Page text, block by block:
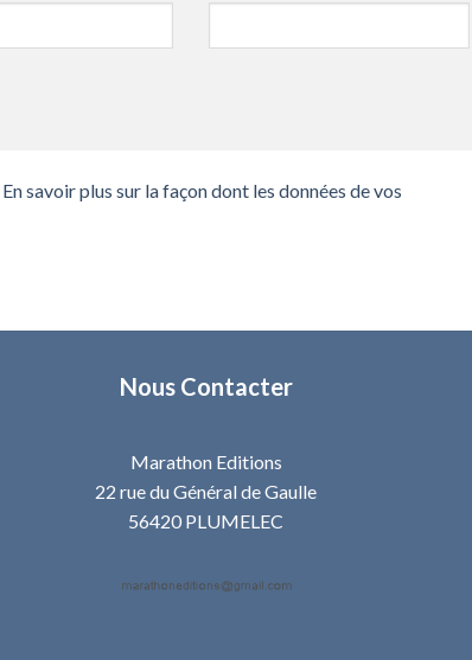
En savoir plus sur la façon dont les données de vos
Nous Contacter
Marathon Editions
22 rue du Général de Gaulle
56420 PLUMELEC